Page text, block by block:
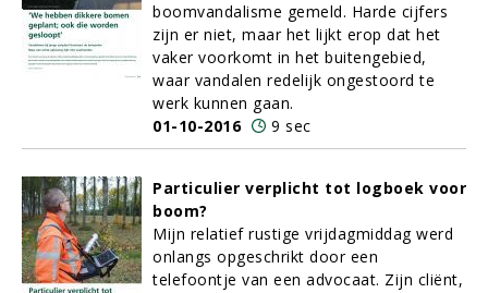
boomvandalisme gemeld. Harde cijfers
zijn er niet, maar het lijkt erop dat het
vaker voorkomt in het buitengebied,
waar vandalen redelijk ongestoord te
werk kunnen gaan.
01-10-2016
9 sec
Particulier verplicht tot logboek voor
boom?
Mijn relatief rustige vrijdagmiddag werd
onlangs opgeschrikt door een
telefoontje van een advocaat. Zijn cliënt,